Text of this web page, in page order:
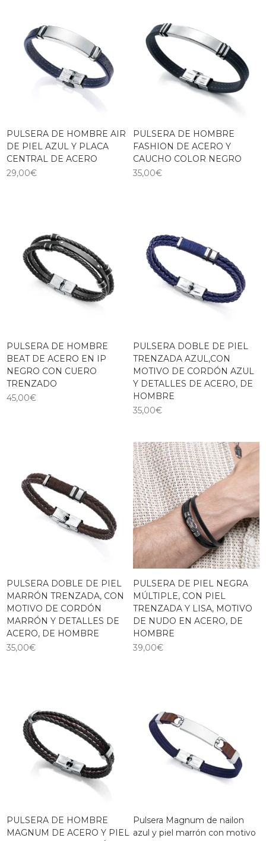
PULSERA DE HOMBRE AIR
DE PIEL AZUL Y PLACA
CENTRAL DE ACERO
29,00€
PULSERA DE HOMBRE
FASHION DE ACERO Y
CAUCHO COLOR NEGRO
35,00€
PULSERA DE HOMBRE
BEAT DE ACERO EN IP
NEGRO CON CUERO
TRENZADO
45,00€
PULSERA DOBLE DE PIEL
TRENZADA AZUL,CON
MOTIVO DE CORDÓN AZUL
Y DETALLES DE ACERO, DE
HOMBRE
35,00€
PULSERA DOBLE DE PIEL
MARRÓN TRENZADA, CON
MOTIVO DE CORDÓN
MARRÓN Y DETALLES DE
ACERO, DE HOMBRE
35,00€
PULSERA DE PIEL NEGRA
MÚLTIPLE, CON PIEL
TRENZADA Y LISA, MOTIVO
DE NUDO EN ACERO, DE
HOMBRE
39,00€
PULSERA DE HOMBRE
MAGNUM DE ACERO Y PIEL
Pulsera Magnum de nailon
azul y piel marrón con motivo